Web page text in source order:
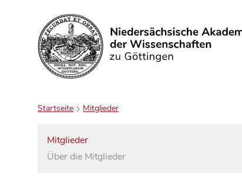
Suchen
Startseite Mitglieder
Mitglieder
Über die Mitglieder